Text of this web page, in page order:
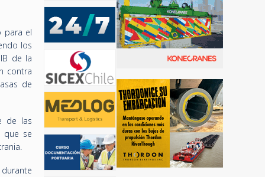
para el
los
de la
contra
de
de las
que se